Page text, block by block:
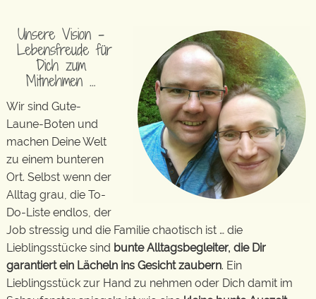
Unsere Vision –
Lebensfreude für
Dich zum
Mitnehmen …
Wir sind Gute-
Laune-Boten und
machen Deine Welt
zu einem bunteren
Ort. Selbst wenn der
Alltag grau, die To-
Do-Liste endlos, der
Job stressig und die Familie chaotisch ist … die
Lieblingsstücke sind bunte Alltagsbegleiter, die Dir
garantiert ein Lächeln ins Gesicht zaubern. Ein
Lieblingsstück zur Hand zu nehmen oder Dich damit im